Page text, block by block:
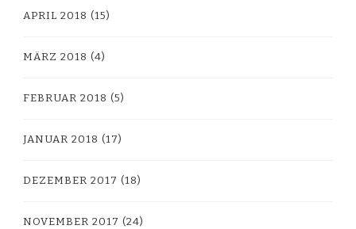
APRIL 2018 (15)
MÄRZ 2018 (4)
FEBRUAR 2018 (5)
JANUAR 2018 (17)
DEZEMBER 2017 (18)
NOVEMBER 2017 (24)